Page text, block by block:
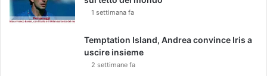
1 settimana fa
Temptation Island, Andrea convince Iris a
uscire insieme
2 settimane fa